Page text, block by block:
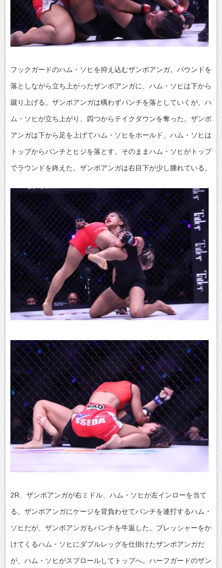
フックガードのハム・ソヒを抑え込むザンボアンガ。パウンドを
落としながら立ち上がったザンボアンガに、ハム・ソヒは下から
蹴り上げる。ザンボアンガは構わずパンチを落としていくが、ハ
ム・ソヒが立ち上がり、四つからテイクダウンを奪った。ザンボ
アンガは下から足を上げてハム・ソヒをホールド、ハム・ソヒは
トップからパンチとヒジを落とす。そのままハム・ソヒがトップ
でラウンドを終えた。ザンボアンガは右目下が少し腫れている。
2R、ザンボアンガが右ミドル、ハム・ソヒが左インローを当て
る。ザンボアンガにケージを背負わせてパンチを連打するハム・
ソヒだが、ザンボアンガもパンチを牛返した。プレッシャーをか
けてくるハム・ソヒにダブルレッグを仕掛けたザンボアンガだ
が、ハム・ソヒがスプロールしてトップへ。ハーフガードのザン